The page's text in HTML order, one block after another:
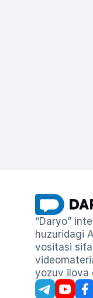
“Daryo”
huzuridagi
vositasi
yozuv ilova